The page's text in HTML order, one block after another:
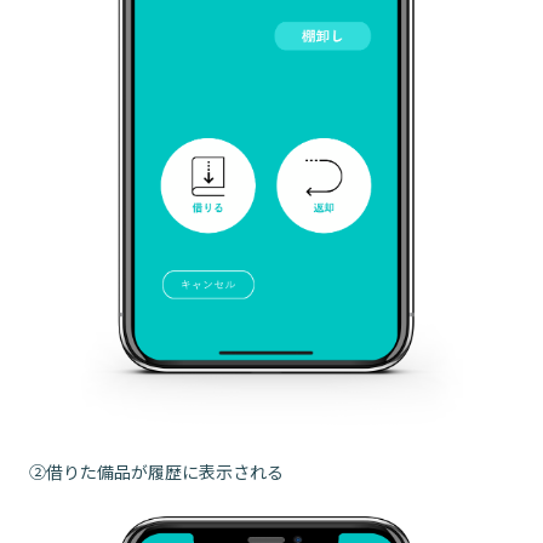
②借りた備品が履歴に表示される